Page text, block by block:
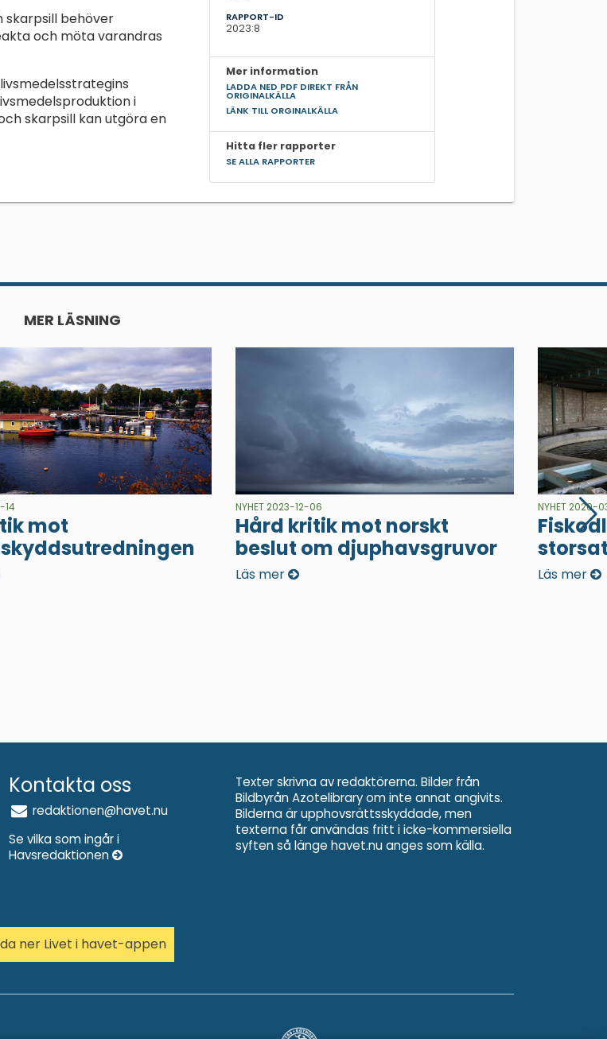
skarpsill behöver
och möta varandras
i
skarpsill kan utgöra en
RAPPORT-ID
2023:8
Mer information
LADDA NED PDF DIREKT FRÅN
ORIGINALKÄLLA
LÄNK TILL ORGINALKÄLLA
Hitta fler rapporter
SE ALLA RAPPORTER
MER LÄSNING
14
mot
NYHET 2023-12-06
Hård kritik mot norskt
beslut om djuphavsgruvor
Läs mer
NYHET 2020-
Läs mer
Kontakta oss
redaktionen@havet.nu
Se vilka som ingår i
Havsredaktionen
Texter skrivna av redaktörerna. Bilder från
Bildbyrån Azotelibrary om inte annat angivits.
Bilderna är upphovsrättsskyddade, men
texterna får användas fritt i icke-kommersiella
syften så länge havet.nu anges som källa.
ner Livet i havet-appen